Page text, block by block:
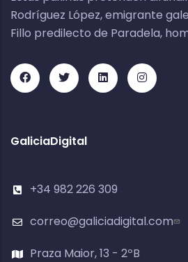
Rodríguez López, emigrante
Fillo predilecto de Paradela,
GaliciaDigital
+34 982 226 309
correo@galiciadigital.com
Praza Maior, 13 - 2ºB